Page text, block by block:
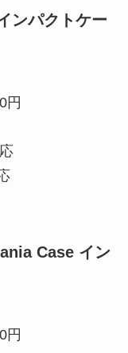
ンパクトケー
円
Case イン
円